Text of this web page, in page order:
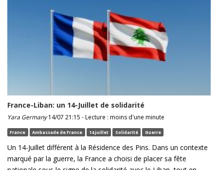
France-Liban: un 14-Juillet de solidarité
Yara Germany14/07 21:15 - Lecture : moins d'une minute
France Ambassade de France 14 juillet Solidarité Guerre
Un 14-Juillet différent à la Résidence des Pins. Dans un contexte
marqué par la guerre, la France a choisi de placer sa fête